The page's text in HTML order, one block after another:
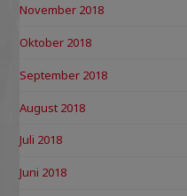
November 2018
Oktober 2018
September 2018
August 2018
Juli 2018
Juni 2018